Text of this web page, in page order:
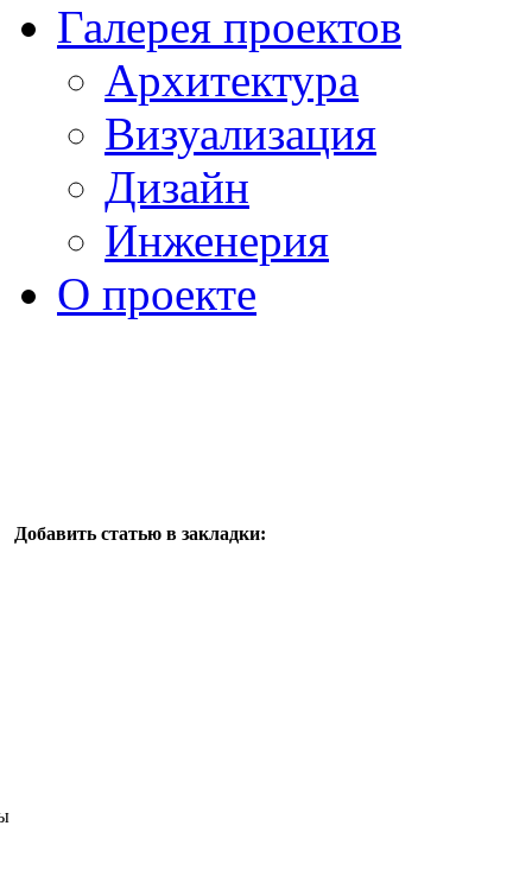
Галерея проектов
Архитектура
Визуализация
Дизайн
Инженерия
О проекте
Добавить статью в закладки: